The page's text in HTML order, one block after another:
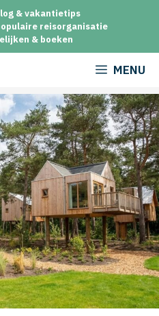
& vakantietips
reisorganisatie
& boeken
MENU